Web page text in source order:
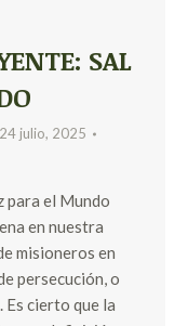
SAL
24 julio, 2025
para el Mundo
en nuestra
misioneros en
persecución, o
cierto que la